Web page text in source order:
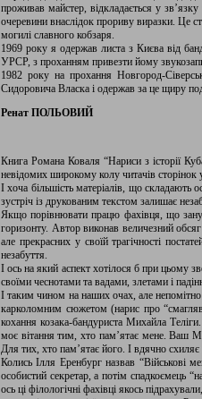
проживав майстер, відкладається у
очеревини внаслідок прориву виразки. Це
могилі славного кобзаря.
1969 року я одержав листа з Києва від
УРСР, з проханням привезти йому
1982 року на прохання Новгород-
Сидоровича Власка і одержав за це щиру
Ренат ПОЛЬОВИЙ
Книга Романа Коваля “Нариси з історії
невідомих широкому колу читачів сторінок
І хоча більшість матеріалів, що
зустріч із друкованим текстом залишає
Якщо порівнювати працю фахівця, що
горизонту. Автор виконав величезний
але прекрасних у своїй трагічності
незабуття.
І ось на який аспект хотілося б при цьому
своїми чеснотами та вадами, злетами і
І таким чином на наших очах, але непомітно
карколомним сюжетом (нарис про
кохання козака-бандуриста Михайла
моє вітання тим, хто пам’ятає мене. Ваш
Для тих, хто пам’ятає його. І вдячно
Колись Ілля Еренбург назвав “Військові
особистий секретар, а потім спадкоємець
ось ці філологічні фахівці якось